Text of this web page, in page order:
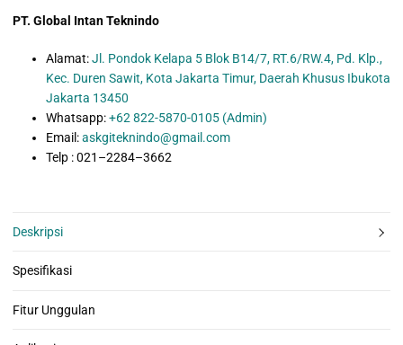
PT. Global Intan Teknindo
Alamat:Jl. Pondok Kelapa 5 Blok B14/7, RT.6/RW.4, Pd. Klp.,
Kec. Duren Sawit, Kota Jakarta Timur, Daerah Khusus Ibukota
Jakarta 13450
Whatsapp: +62 822-5870-0105 (Admin)
Email:askgiteknindo@gmail.com
Telp : 021–2284–3662
Deskripsi
Spesifikasi
Fitur Unggulan